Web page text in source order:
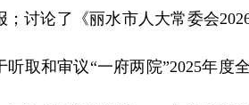
；讨论了《丽水市人大常委会
听取和审议“一府两院”2025年